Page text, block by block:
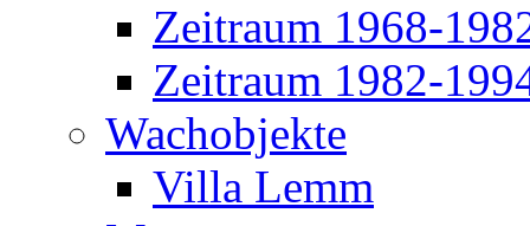
Zeitraum 1968-
Zeitraum 1982-
Wachobjekte
Villa Lemm